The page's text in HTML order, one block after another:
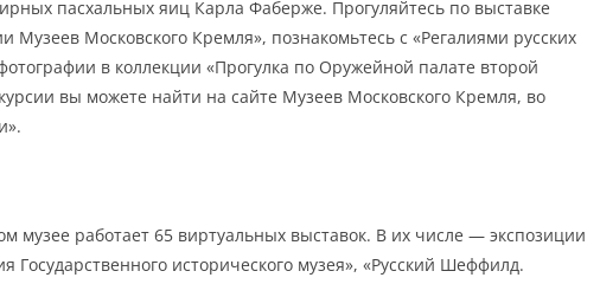
пасхальных яиц Карла Фаберже. Прогуляйтесь по выставке
Музеев Московского Кремля», познакомьтесь с «Регалиями русских
в коллекции «Прогулка по Оружейной палате второй
вы можете найти на сайте Музеев Московского Кремля, во
музее работает 65 виртуальных выставок. В их числе — экспозиции
Государственного исторического музея», «Русский Шеффилд.